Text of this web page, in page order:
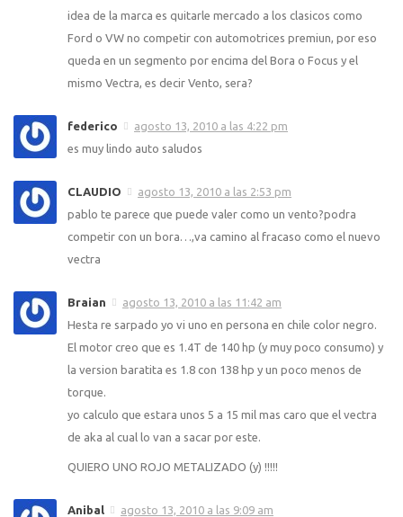
idea de la marca es quitarle mercado a los clasicos como
Ford o VW no competir con automotrices premiun, por eso
queda en un segmento por encima del Bora o Focus y el
mismo Vectra, es decir Vento, sera?
federico
agosto 13, 2010 a las 4:22 pm
es muy lindo auto saludos
CLAUDIO
agosto 13, 2010 a las 2:53 pm
pablo te parece que puede valer como un vento?podra
competir con un bora…,va camino al fracaso como el nuevo
vectra
Braian
agosto 13, 2010 a las 11:42 am
Hesta re sarpado yo vi uno en persona en chile color negro.
El motor creo que es 1.4T de 140 hp (y muy poco consumo) y
la version baratita es 1.8 con 138 hp y un poco menos de
torque.
yo calculo que estara unos 5 a 15 mil mas caro que el vectra
de aka al cual lo van a sacar por este.
QUIERO UNO ROJO METALIZADO (y) !!!!!
Anibal
agosto 13, 2010 a las 9:09 am